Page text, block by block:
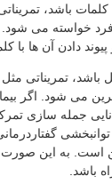
باشد، تمریناتی
می شود. هدف
دادن آن ها با
تمریناتی مثل
می شود. اگر
جمله سازی
به این صورت
باشد.